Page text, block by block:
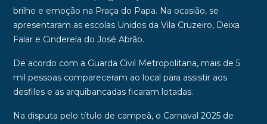
brilho e emoção na Praça do Papa. Na ocasião, se
apresentaram as escolas Unidos da Vila Cruzeiro, Deixa
Falar e Cinderela do José Abrão.
De acordo com a Guarda Civil Metropolitana, mais de 5
mil pessoas compareceram ao local para assistir aos
desfiles e as arquibancadas ficaram lotadas.
Na disputa pelo título de campeã, o Carnaval 2025 de